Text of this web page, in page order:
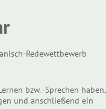
Redewettbewerb
bzw. -Sprechen haben,
und anschließend ein